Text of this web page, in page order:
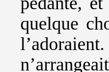
quelque